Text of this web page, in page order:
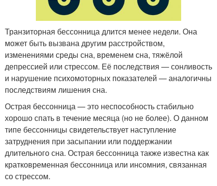
Транзиторная бессонница длится менее недели. Она
может быть вызвана другим расстройством,
изменениями среды сна, временем сна, тяжёлой
депрессией или стрессом. Её последствия — сонливость
и нарушение психомоторных показателей — аналогичны
последствиям лишения сна.
Острая бессонница — это неспособность стабильно
хорошо спать в течение месяца (но не более). О данном
типе бессонницы свидетельствует наступление
затруднения при засыпании или поддержании
длительного сна. Острая бессонница также известна как
кратковременная бессонница или инсомния, связанная
со стрессом.